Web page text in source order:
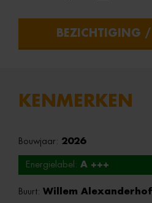
BEZICHTIGING
KENMERKEN
Bouwjaar: 2026
Energielabel: A +++
Buurt: Willem Alexanderhof